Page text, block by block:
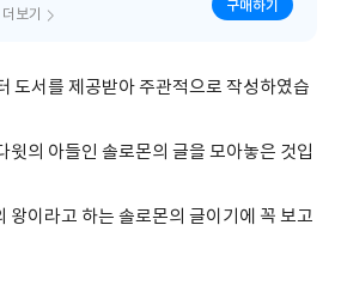
더보기
구매하기
도서를 제공받아 주관적으로 작성하였습
윗의 아들인 솔로몬의 글을 모아놓은 것입
왕이라고 하는 솔로몬의 글이기에 꼭 보고